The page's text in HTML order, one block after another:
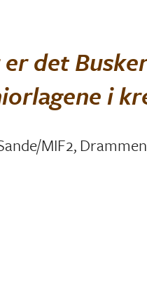
det
i
MIF2,